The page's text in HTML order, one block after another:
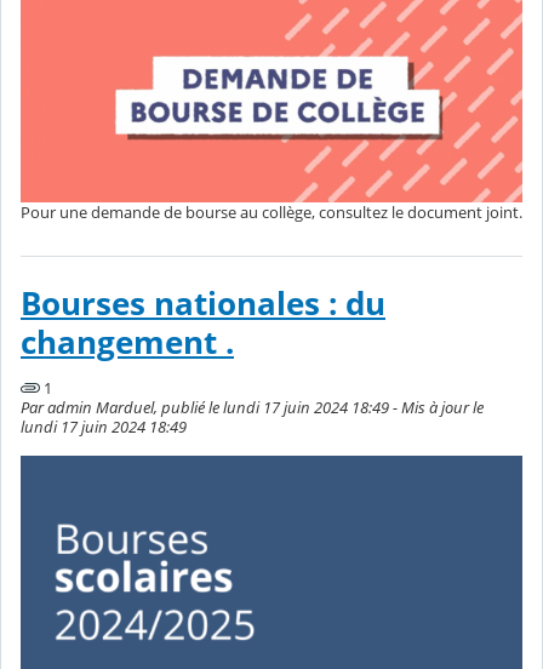
Pour une demande de bourse au collège, consultez le document joint.
Bourses nationales : du
changement .
1
Par admin Marduel, publié le lundi 17 juin 2024 18:49 - Mis à jour le
lundi 17 juin 2024 18:49